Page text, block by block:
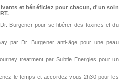
et bénéficiez pour chacun, d'un soin
Burgener pour se libérer des toxines et du
par Dr. Burgener anti-âge pour une peau
treatment par Subtle Energies pour un
le temps et accordez-vous 2h30 pour les